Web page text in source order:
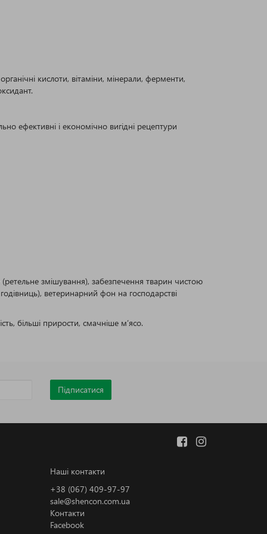
кислоти, вітаміни, мінерали, ферменти,
ефективні і економічно вигідні рецептури
змішування), забезпечення тварин чистою
ветеринарний фон на господарстві
більші прирости, смачніше м’ясо.
Підписатися
Наші контакти
+38 (067) 409-97-97
sale@shencon.com.ua
Контакти
Facebook